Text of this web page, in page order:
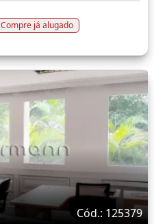
Compre já alugado
Cód.: 125379